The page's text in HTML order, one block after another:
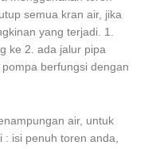
semua kran air, jika
yang terjadi. 1.
ke 2. ada jalur pipa
berfungsi dengan
air, untuk
: isi penuh toren anda,